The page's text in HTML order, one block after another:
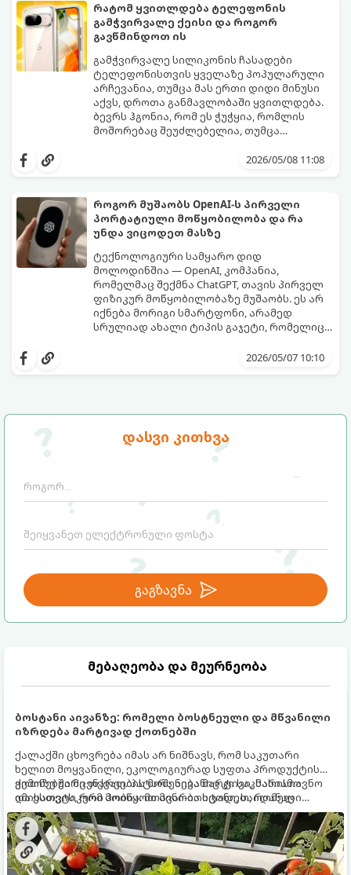
დასვი კითხვა
გაგზავნა
მებაღეობა და მეურნეობა
ბოსტანი აივანზე: რომელი ბოსტნეული და მწვანილი
იზრდება მარტივად ქოთნებში
ქალაქში ცხოვრება იმას არ ნიშნავს, რომ საკუთარი
ხელით მოყვანილი, ეკოლოგიურად სუფთა პროდუქტის
გემოზე უარი თქვათ. პატარა აივანიც კი საკმარისია
იმისათვის, რომ მოიწყოთ მინი-ბოსტანი, საიდანაც
ყოველდღიურად ახალ, არომატულ მწვანილსა და
ბოსტნეულს მოკრეფთ.
ქოთნებში მცენარეების მოშენება მარტივი, სასიამოვნო
და ესთეტიკური ჰობია. მთავარია იცოდეთ, რომელი
კულტურები ეგუებიან ქოთნის პირობებს ყველაზე კარგად
და როგორ მოუაროთ მათ სწორად.
რატომ ყვითლდება ტელეფონის
გამჭვირვალე ქეისი და როგორ
გავწმინდოთ ის
გამჭვირვალე სილიკონის ჩასადები
ტელეფონისთვის ყველაზე პოპულარული
არჩევანია, თუმცა მას ერთი დიდი მინუსი
აქვს, დროთა განმავლობაში ყვითლდება.
ბევრს ჰგონია, რომ ეს ჭუჭყია, რომლის
მოშორებაც შეუძლებელია, თუმცა
პირვანდელ სახეს დაუბრუნებს.2026/05/08 11:08
როგორ მუშაობს OpenAI-ს პირველი
პორტატიული მოწყობილობა და რა
უნდა ვიცოდეთ მასზე
ტექნოლოგიური სამყარო დიდ
მოლოდინშია — OpenAI, კომპანია,
რომელმაც შექმნა ChatGPT, თავის პირველ
ფიზიკურ მოწყობილობაზე მუშაობს. ეს არ
იქნება მორიგი სმარტფონი, არამედ
სრულიად ახალი ტიპის გაჯეტი, რომელიც
დეტალებია ცნობილი ამ მოწყობილობის
2026/05/07 10:10